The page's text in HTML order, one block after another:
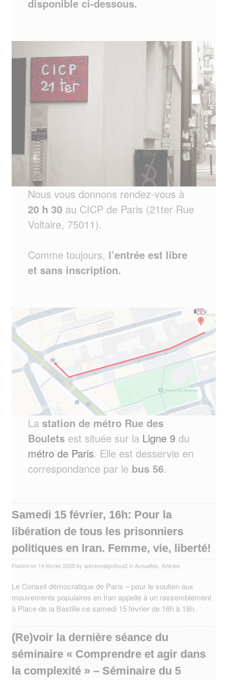
disponible ci-dessous.
Nous vous donnons rendez-vous à
20 h 30 au CICP de Paris (21ter Rue
Voltaire, 75011).
Comme toujours, l’entrée est libre
et sans inscription.
La station de métro Rue des
Bouletsest située sur la Ligne 9 du
métro de Paris. Elle est desservie en
correspondance par le bus 56.
Samedi 15 février, 16h: Pour la
libération de tous les prisonniers
politiques en Iran. Femme, vie, liberté!
Posted on 14 février 2025by adminmalgrétout2 in Actualités Articles
Le Conseil démocratique de Paris – pour le soutien aux
mouvements populaires en Iran appelle à un rassemblement
à Place de la Bastille ce samedi 15 février de 16h à 18h.
(Re)voir la dernière séance du
séminaire « Comprendre et agir dans
la complexité » – Séminaire du 5